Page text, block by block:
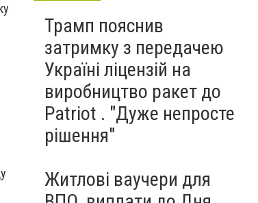
Трамп пояснив
затримку з передачею
Україні ліцензій на
виробництво ракет до
Patriot . "Дуже непросте
рішення"
Житлові ваучери для